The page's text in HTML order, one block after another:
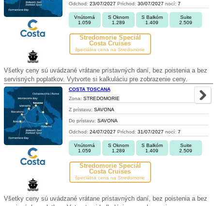
Odchod: 23/07/2027 Príchod: 30/07/2027 nocí: 7
Vnútorná
1.059
S Oknom
1.289
S Balkóm
1.409
Suite
2.509
Stredomorie Špeciál
Costa Cruises
špeciálna cena na Stredomorie
Všetky ceny sú uvádzané vrátane prístavných daní, bez poistenia a bez
servisných poplatkov. Vytvorte si kalkuláciu pre zobrazenie ceny.
COSTA TOSCANA
Zona: STREDOMORIE
Z prístavu: SAVONA
Do prístavu: SAVONA
Odchod: 24/07/2027 Príchod: 31/07/2027 nocí: 7
Vnútorná
1.059
S Oknom
1.289
S Balkóm
1.409
Suite
2.509
Stredomorie Špeciál
Costa Cruises
špeciálna cena na Stredomorie
Všetky ceny sú uvádzané vrátane prístavných daní, bez poistenia a bez